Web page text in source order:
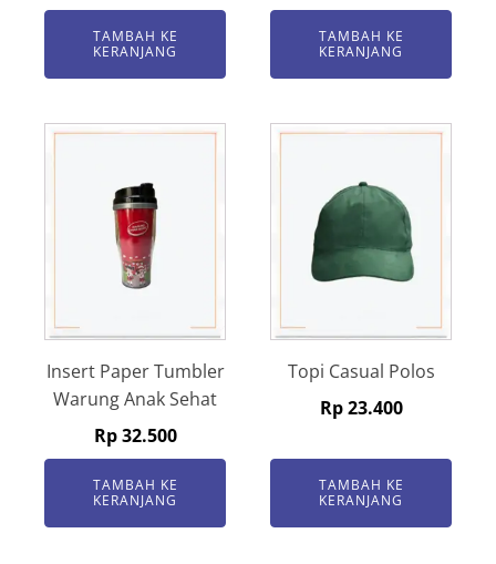
TAMBAH KE
KERANJANG
TAMBAH KE
KERANJANG
Insert Paper Tumbler
Warung Anak Sehat
Rp32.500
TAMBAH KE
KERANJANG
Topi Casual Polos
Rp23.400
TAMBAH KE
KERANJANG